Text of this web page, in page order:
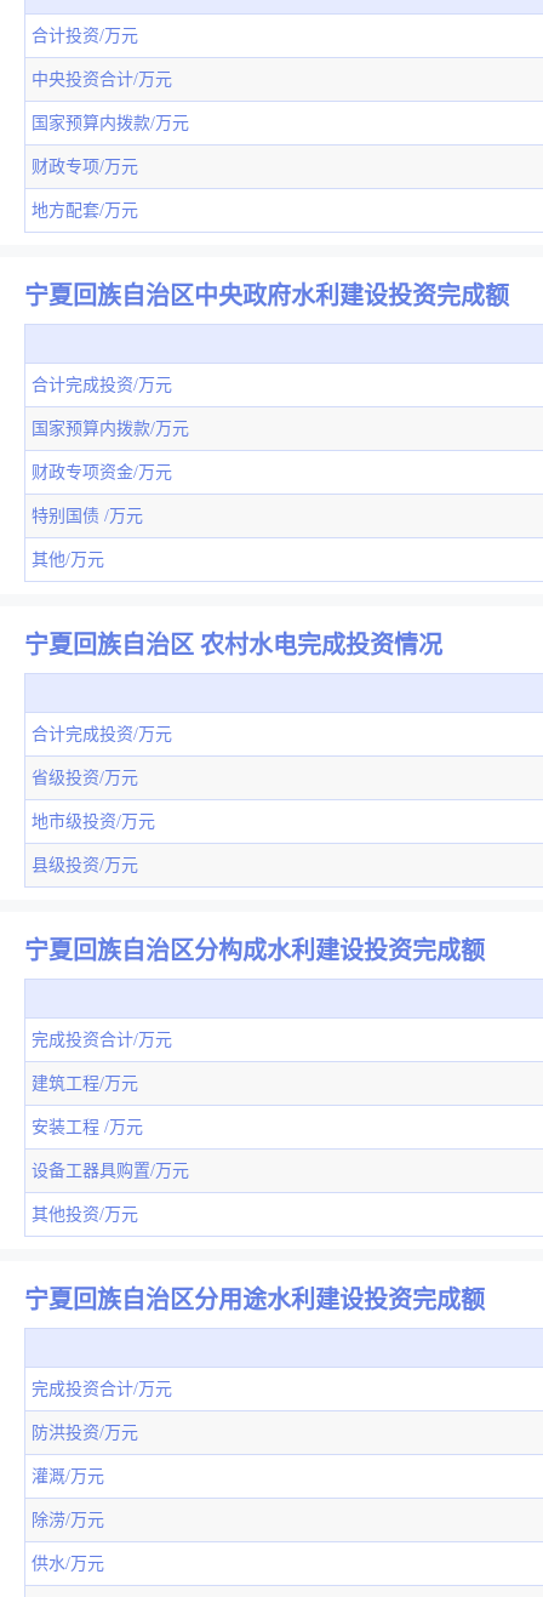
合计投资/万元
中央投资合计/万元
国家预算内拨款/万元
财政专项/万元
地方配套/万元
宁夏回族自治区中央政府水利建设投资完成额
合计完成投资/万元
国家预算内拨款/万元
财政专项资金/万元
特别国债 /万元
其他/万元
宁夏回族自治区 农村水电完成投资情况
合计完成投资/万元
省级投资/万元
地市级投资/万元
县级投资/万元
宁夏回族自治区分构成水利建设投资完成额
完成投资合计/万元
建筑工程/万元
安装工程 /万元
设备工器具购置/万元
其他投资/万元
宁夏回族自治区分用途水利建设投资完成额
完成投资合计/万元
防洪投资/万元
灌溉/万元
除涝/万元
供水/万元